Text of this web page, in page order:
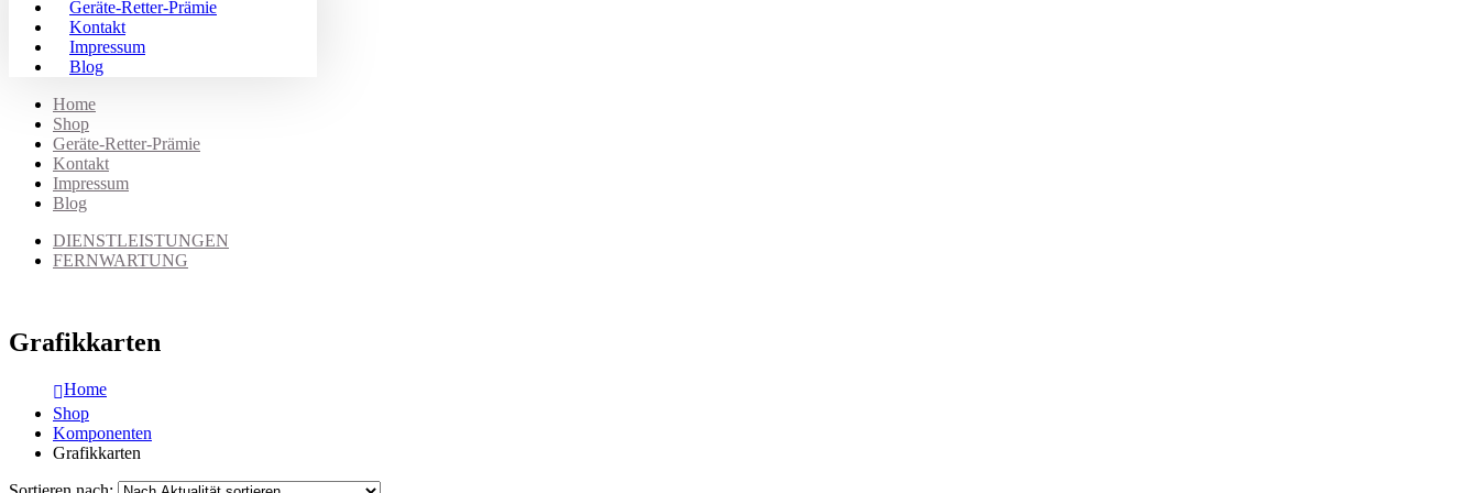
Geräte-Retter-Prämie
Kontakt
Impressum
Blog
Home
Shop
Geräte-Retter-Prämie
Kontakt
Impressum
Blog
DIENSTLEISTUNGEN
FERNWARTUNG
Grafikkarten
Home
Shop
Komponenten
Grafikkarten